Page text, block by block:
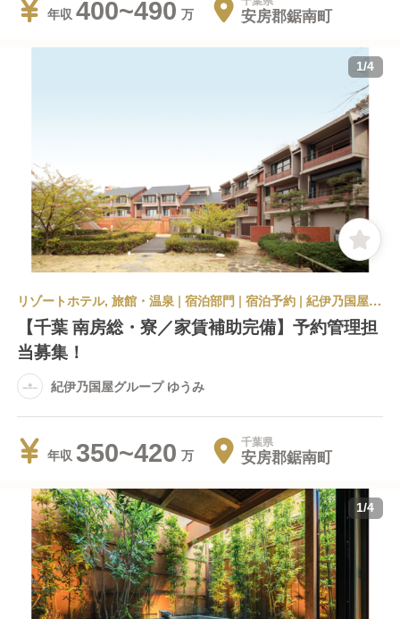
年収 400~490 安房郡鋸南町
1/4
リゾートホテル, 旅館・温泉 | 宿泊部門 | 宿泊予約 | 紀伊乃国屋グループ ゆうみ
【千葉 南房総・寮／家賃補助完備】予約管理担
当募集！
紀伊乃国屋グループ ゆうみ
年収 350~420 千葉県
安房郡鋸南町
1/4